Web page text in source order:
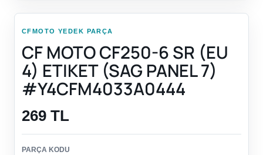
CFMOTO YEDEK PARÇA
CF MOTO CF250-6 SR (EU
4) ETIKET (SAG PANEL 7)
#Y4CFM4033A0444
269 TL
PARÇA KODU